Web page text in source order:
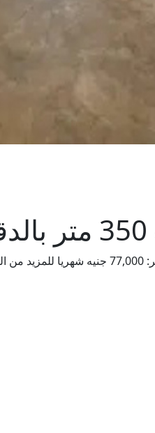
"مكتب للايجار بالدقي المساحة: 350 متر متشطب السعر: